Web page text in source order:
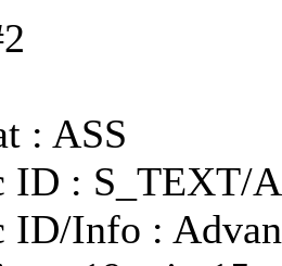
: ASS
ID : S_TEXT/
ID/Info :